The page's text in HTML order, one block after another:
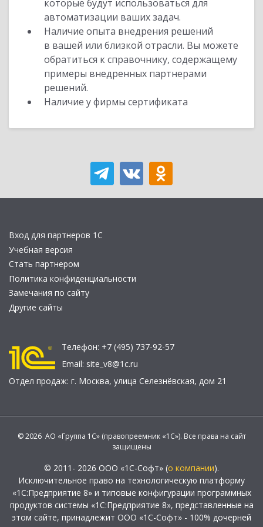
которые будут использоваться для
автоматизации ваших задач.
Наличие опыта внедрения решений
в вашей или близкой отрасли. Вы можете
обратиться к справочнику, содержащему
примеры внедренных партнерами
решений.
Наличие у фирмы сертификата
Вход для партнеров 1С
Учебная версия
Стать партнером
Политика конфиденциальности
Замечания по сайту
Другие сайты
Телефон: +7 (495) 737-92-57
Email: site_v8@1c.ru
Отдел продаж: г. Москва, улица Селезнёвская, дом 21
© 2026 АО «Группа 1С» (правопреемник «1С»). Все права на сайт
защищены
© 2011- 2026 ООО «1С-Софт» (о компании).
Исключительное право на технологическую платформу
«1С:Предприятие 8» и типовые конфигурации программных
продуктов системы «1С:Предприятие 8», представленные на
этом сайте, принадлежит ООО «1С-Софт» - 100% дочерней